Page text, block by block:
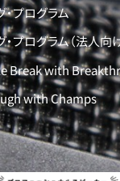
・プログラム
プログラム（法人向
Break with
with Champs